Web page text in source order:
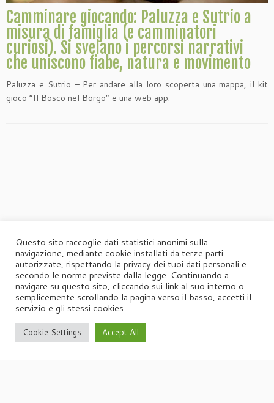
Camminare giocando: Paluzza e Sutrio a
misura di famiglia (e camminatori
curiosi). Si svelano i percorsi narrativi
che uniscono fiabe, natura e movimento
Paluzza e Sutrio – Per andare alla loro scoperta una mappa, il kit
gioco “Il Bosco nel Borgo” e una web app.
·© 2026Agorà·Powered by ·Designed con il
Questo sito raccoglie dati statistici anonimi sulla
navigazione, mediante cookie installati da terze parti
autorizzate, rispettando la privacy dei tuoi dati personali e
secondo le norme previste dalla legge. Continuando a
navigare su questo sito, cliccando sui link al suo interno o
semplicemente scrollando la pagina verso il basso, accetti il
servizio e gli stessi cookies.
Cookie Settings Accept All